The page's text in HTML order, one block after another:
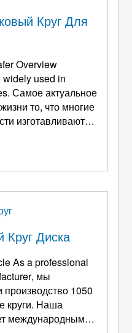
Круг Для
Overview
used in
. Самое актуальное
то, что многие
изготавливаются
стали,
Disc Circle For
т. д. 1. Сплав:
Диска
As a professional
, мы
1050
круги. Наша
международным